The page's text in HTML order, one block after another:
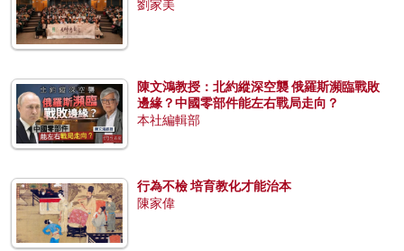
劉家美
陳文鴻教授：北約縱深空襲 俄羅斯瀕臨戰敗
邊緣？中國零部件能左右戰局走向？
本社編輯部
行為不檢 培育教化才能治本
陳家偉